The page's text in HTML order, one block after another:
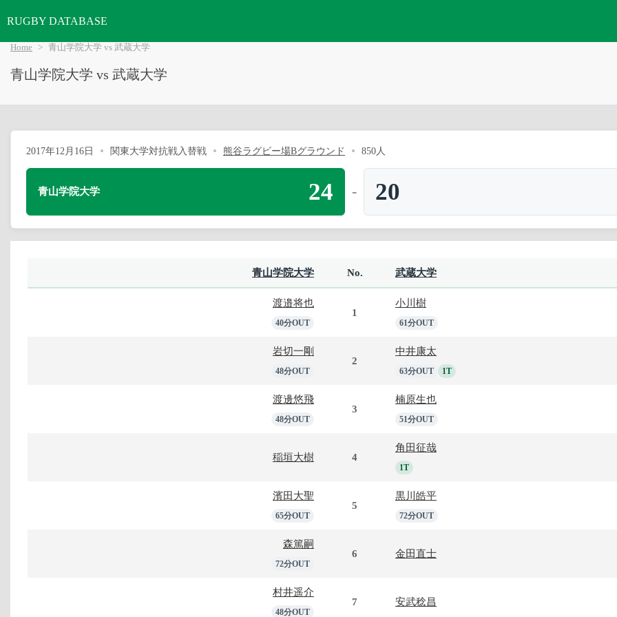
RUGBY DATABASE
Home 青山学院大学 vs 武蔵大学
青山学院大学 vs 武蔵大学
2017年12月16日 関東大学対抗戦入替戦 熊谷ラグビー場Bグラウンド 850人
青山学院大学 24 - 20
青山学院大学 No. 武蔵大学
渡邉将也
40分OUT
1
小川樹
61分OUT
岩切一剛
48分OUT
2
中井康太
63分OUT 1T
渡邊悠飛
48分OUT
3
楠原生也
51分OUT
稲垣大樹 4
角田征哉
1T
濱田大聖
65分OUT
5
黒川皓平
72分OUT
森篤嗣
72分OUT
6 金田直士
村井遥介
48分OUT
7 安武稔昌